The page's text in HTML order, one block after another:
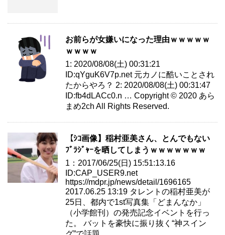
お前らが女嫌いになった理由ｗｗｗｗｗ
ｗｗｗｗ
1: 2020/08/08(土) 00:31:21
ID:qYguK6V7p.net 元カノに酷いことされ
たからやろ？ 2: 2020/08/08(土) 00:31:47
ID:fb4dLACc0.n … Copyright © 2020 あら
まめ2ch All Rights Reserved.
【ｼｺ画像】稲村亜美さん、とんでもない
ﾌﾞﾗｼﾞｬｰを晒してしまうｗｗｗｗｗｗｗ
1：2017/06/25(日) 15:51:13.16
ID:CAP_USER9.net
https://mdpr.jp/news/detail/1696165
2017.06.25 13:19 タレントの稲村亜美が
25日、都内で1st写真集「どまんなか」
（小学館刊）の発売記念イベントを行っ
た。 バットを豪快に振り抜く“神スイン